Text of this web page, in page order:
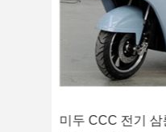
미두 CCC 전기